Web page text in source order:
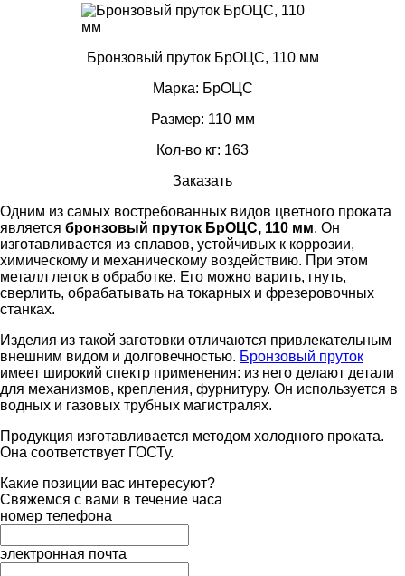
Бронзовый пруток БрОЦС, 110 мм
Марка: БрОЦС
Размер: 110 мм
Кол-во кг: 163
Заказать
Одним из самых востребованных видов цветного проката
является бронзовый пруток БрОЦС, 110 мм. Он
изготавливается из сплавов, устойчивых к коррозии,
химическому и механическому воздействию. При этом
металл легок в обработке. Его можно варить, гнуть,
сверлить, обрабатывать на токарных и фрезеровочных
станках.
Изделия из такой заготовки отличаются привлекательным
внешним видом и долговечностью. Бронзовый пруток
имеет широкий спектр применения: из него делают детали
для механизмов, крепления, фурнитуру. Он используется в
водных и газовых трубных магистралях.
Продукция изготавливается методом холодного проката.
Она соответствует ГОСТу.
Какие позиции вас интересуют?
Свяжемся с вами в течение часа
номер телефона
электронная почта